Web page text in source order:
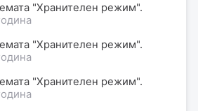
"Хранителен режим".
"Хранителен режим".
"Хранителен режим".